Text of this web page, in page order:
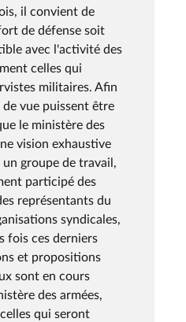
il convient de
de défense soit
avec l'activité des
celles qui
militaires. Afin
vue puissent être
le ministère des
vision exhaustive
groupe de travail,
participé des
représentants du
syndicales,
fois ces derniers
et propositions
sont en cours
des armées,
qui seront